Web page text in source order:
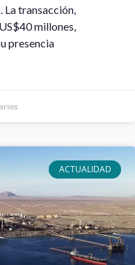
La transacción,
millones,
presencia
ACTUALIDAD